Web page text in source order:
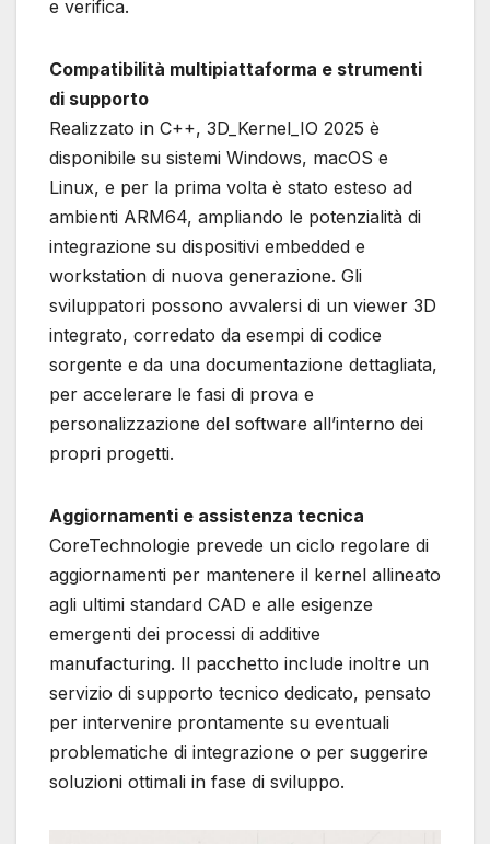
e verifica.
Compatibilità multipiattaforma e strumenti
di supporto
Realizzato in C++, 3D_Kernel_IO 2025 è
disponibile su sistemi Windows, macOS e
Linux, e per la prima volta è stato esteso ad
ambienti ARM64, ampliando le potenzialità di
integrazione su dispositivi embedded e
workstation di nuova generazione. Gli
sviluppatori possono avvalersi di un viewer 3D
integrato, corredato da esempi di codice
sorgente e da una documentazione dettagliata,
per accelerare le fasi di prova e
personalizzazione del software all’interno dei
propri progetti.
Aggiornamenti e assistenza tecnica
CoreTechnologie prevede un ciclo regolare di
aggiornamenti per mantenere il kernel allineato
agli ultimi standard CAD e alle esigenze
emergenti dei processi di additive
manufacturing. Il pacchetto include inoltre un
servizio di supporto tecnico dedicato, pensato
per intervenire prontamente su eventuali
problematiche di integrazione o per suggerire
soluzioni ottimali in fase di sviluppo.